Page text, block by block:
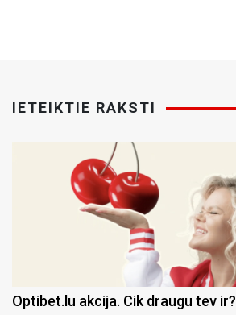
IETEIKTIE RAKSTI
Optibet.lu akcija. Cik draugu tev ir?